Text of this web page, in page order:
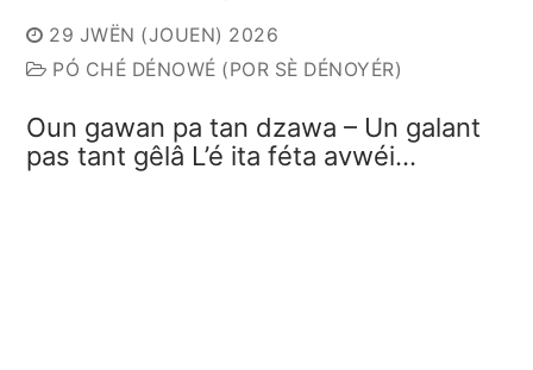
29 JWËN (JOUEN) 2026
PÓ CHÉ DÉNOWÉ (POR SÈ DÉNOYÉR)
Oun gawan pa tan dzawa – Un galant
pas tant gêlâ L’é ita féta avwéi…